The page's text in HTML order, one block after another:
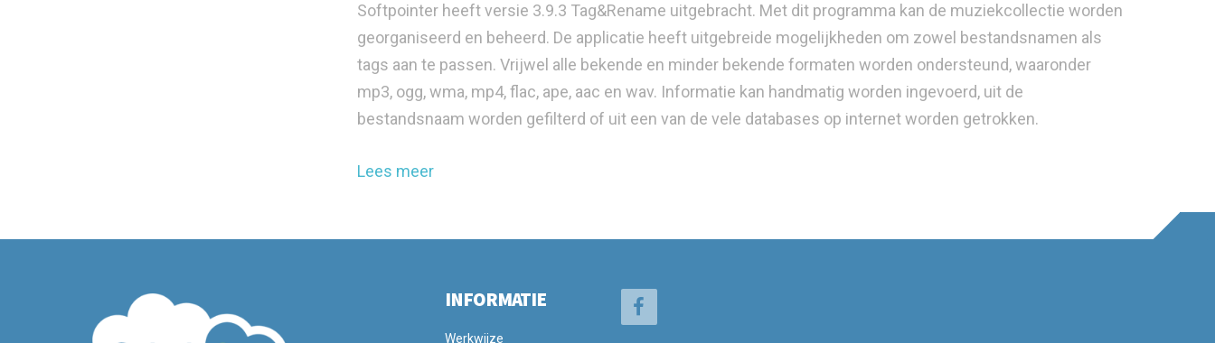
Softpointer heeft versie 3.9.3 Tag&Rename uitgebracht. Met dit programma kan de muziekcollectie worden
georganiseerd en beheerd. De applicatie heeft uitgebreide mogelijkheden om zowel bestandsnamen als
tags aan te passen. Vrijwel alle bekende en minder bekende formaten worden ondersteund, waaronder
mp3, ogg, wma, mp4, flac, ape, aac en wav. Informatie kan handmatig worden ingevoerd, uit de
bestandsnaam worden gefilterd of uit een van de vele databases op internet worden getrokken.
Lees meer
INFORMATIE
Werkwijze